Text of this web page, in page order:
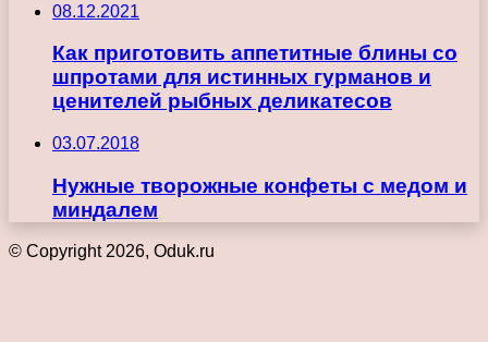
08.12.2021
Как приготовить аппетитные блины со
шпротами для истинных гурманов и
ценителей рыбных деликатесов
03.07.2018
Нужные творожные конфеты с медом и
миндалем
© Copyright 2026, Oduk.ru